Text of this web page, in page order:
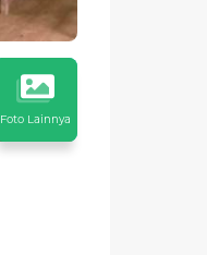
Foto Lainnya